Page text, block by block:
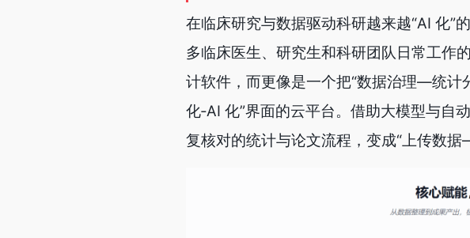
在临床研究与数据驱动科研越来越“AI 化
多临床医生、研究生和科研团队日常工作
计软件，而更像是一个把“数据治理—统
化‑AI 化”界面的云平台。借助大模型与自
复核对的统计与论文流程，变成“上传数